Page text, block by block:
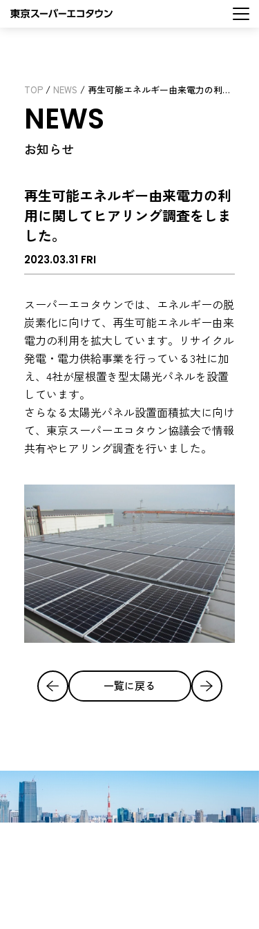
TOP / NEWS / 再生可能エネルギー由来電力の利用に関してヒアリング調査をしました。
NEWS
お知らせ
再生可能エネルギー由来電力の利
用に関してヒアリング調査をしま
した。
2023.03.31 FRI
スーパーエコタウンでは、エネルギーの脱
炭素化に向けて、再生可能エネルギー由来
電力の利用を拡大しています。リサイクル
発電・電力供給事業を行っている3社に加
え、4社が屋根置き型太陽光パネルを設置
しています。
さらなる太陽光パネル設置面積拡大に向け
て、東京スーパーエコタウン協議会で情報
共有やヒアリング調査を行いました。
一覧に戻る